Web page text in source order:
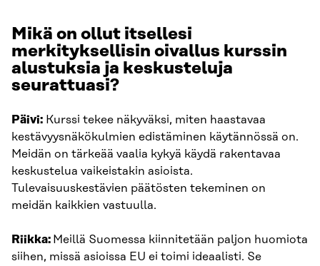
Mikä on ollut itsellesi
merkityksellisin oivallus kurssin
alustuksia ja keskusteluja
seurattuasi?
Päivi: Kurssi tekee näkyväksi, miten haastavaa
kestävyysnäkökulmien edistäminen käytännössä on.
Meidän on tärkeää vaalia kykyä käydä rakentavaa
keskustelua vaikeistakin asioista.
Tulevaisuuskestävien päätösten tekeminen on
meidän kaikkien vastuulla.
Riikka: Meillä Suomessa kiinnitetään paljon huomiota
siihen, missä asioissa EU ei toimi ideaalisti. Se